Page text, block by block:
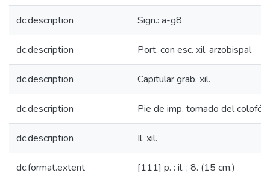
dc.description Sign.: a-g8
dc.description Port. con esc. xil. arzobispal
dc.description Capitular grab. xil.
dc.description Pie de imp. tomado del colofón
dc.description Il. xil.
dc.format.extent [111] p. : il. ; 8. (15 cm.)